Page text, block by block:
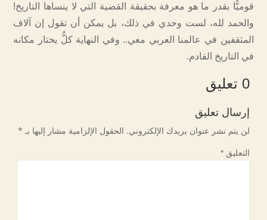
قوميًّا بقدر ما هو معرفة بحقيقة القضية التي لا ينساها التاريخ!
والحمد لله، لست وحدي في ذلك، بل يمكن أن تقول إن آلاف
المثقفين في عالمنا العربي معي.. وفي النهاية كلٌّ يختار مكانه
في التاريخ القادم.
0 تعليق
إرسال تعليق
لن يتم نشر عنوان بريدك الإلكتروني. الحقول الإلزامية مشار إليها بـ *
التعليق*